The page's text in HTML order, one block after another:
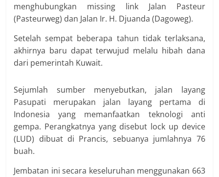
menghubungkan missing link Jalan Pasteur
(Pasteurweg) dan Jalan Ir. H. Djuanda (Dagoweg).
Setelah sempat beberapa tahun tidak terlaksana,
akhirnya baru dapat terwujud melalu hibah dana
dari pemerintah Kuwait.
Sejumlah sumber menyebutkan, jalan layang
Pasupati merupakan jalan layang pertama di
Indonesia yang memanfaatkan teknologi anti
gempa. Perangkatnya yang disebut lock up device
(LUD) dibuat di Prancis, sebuanya jumlahnya 76
buah.
Jembatan ini secara keseluruhan menggunakan 663